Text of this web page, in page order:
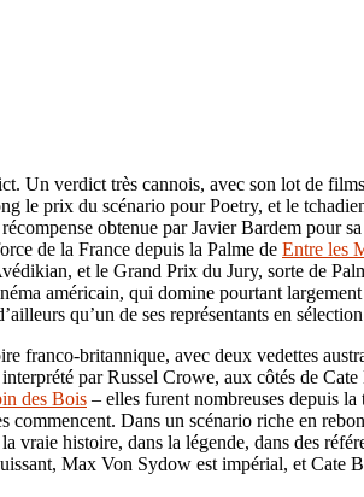
Un verdict très cannois, avec son lot de
le prix du scénario pour Poetry, et le
obtenue par Javier Bardem pour
de la France depuis la Palme de Entre les
et le Grand Prix du Jury, sorte de
américain, qui domine pourtant
qu’un de ses représentants en
franco-britannique, avec deux vedettes
par Russel Crowe, aux côtés de
des Bois – elles furent nombreuses depuis
commencent. Dans un scénario riche en
vraie histoire, dans la légende, dans des
Max Von Sydow est impérial, et